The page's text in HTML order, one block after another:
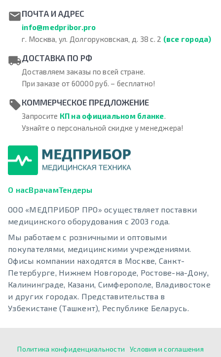
ПОЧТА И АДРЕС
info@medpribor.pro
г. Москва, ул. Долгоруковская, д. 38 с. 2 (все города)
ДОСТАВКА ПО РФ
Доставляем заказы по всей стране.
При заказе от 60000 руб. – бесплатно!
КОММЕРЧЕСКОЕ ПРЕДЛОЖЕНИЕ
Запросите КП на официальном бланке
Узнайте о персональной скидке у менеджера!
О насВрачамТендеры
ООО «МЕДПРИБОР ПРО» осуществляет поставки
медицинского оборудования с 2003 года.
Мы работаем с розничными и оптовыми
покупателями, медицинскими учреждениями.
Офисы компании находятся в Москве, Санкт-
Петербурге, Нижнем Новгороде, Ростове-на-Дону,
Калининграде, Казани, Симферополе, Владивостоке
и других городах. Представительства в
Узбекистане (Ташкент), Республике Беларусь.
Политика конфиденциальности Условия и соглашения